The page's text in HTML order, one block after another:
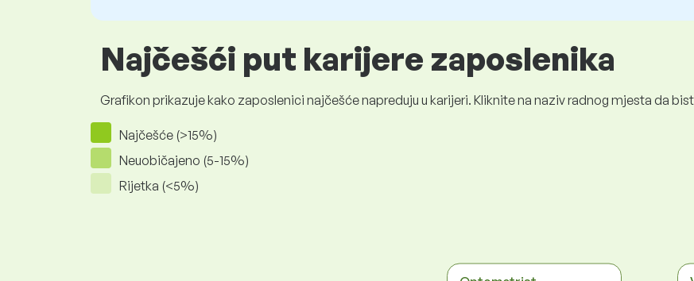
Najčešći put karijere zaposlenika
Grafikon prikazuje kako zaposlenici najčešće napreduju u karijeri. Kliknite na naziv radnog mjesta da
Najčešće (>15%)
Neuobičajeno (5-15%)
Rijetka (<5%)